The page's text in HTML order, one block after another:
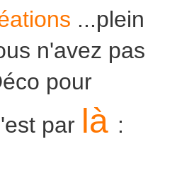
...plein
n'avez pas
pour
par
là :